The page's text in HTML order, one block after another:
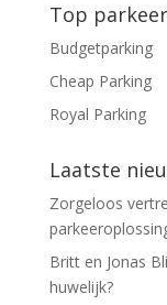
Top
Budgetparking
Cheap Parking
Royal Parking
Laatste
Zorgeloos
Britt en Jonas
huwelijk?